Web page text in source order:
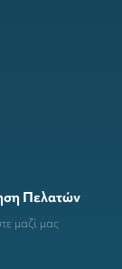
Πελατών
μαζί μας